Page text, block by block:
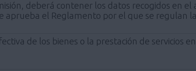
deberá contener los datos recogidos en el
aprueba el Reglamento por el que se regulan
de los bienes o la prestación de servicios